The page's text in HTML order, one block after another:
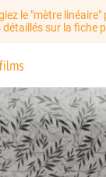
le "mètre
détaillés sur la fiche